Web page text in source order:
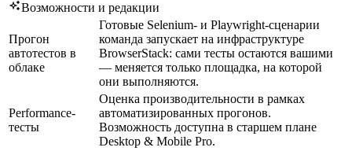
Возможности и редакции
Прогон
автотестов в
облаке
Готовые Selenium- и Playwright-сценарии
команда запускает на инфраструктуре
BrowserStack: сами тесты остаются вашими
— меняется только площадка, на которой
они выполняются.
Performance-
тесты
Оценка производительности в рамках
автоматизированных прогонов.
Возможность доступна в старшем плане
Desktop & Mobile Pro.